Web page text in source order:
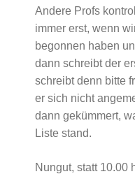
Andere Profs
immer erst, wenn
begonnen haben
dann schreibt der
schreibt denn bitte
er sich nicht
dann gekümmert,
Liste stand.
Nungut, statt 10.00